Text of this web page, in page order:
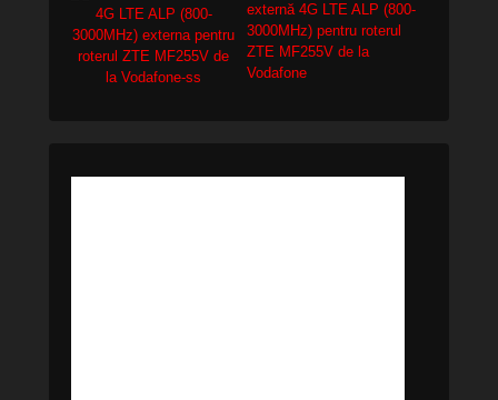
externă 4G LTE ALP (800-
3000MHz) pentru roterul
ZTE MF255V de la
Vodafone